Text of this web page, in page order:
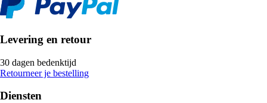
Levering en retour
30 dagen bedenktijd
Retourneer je bestelling
Diensten